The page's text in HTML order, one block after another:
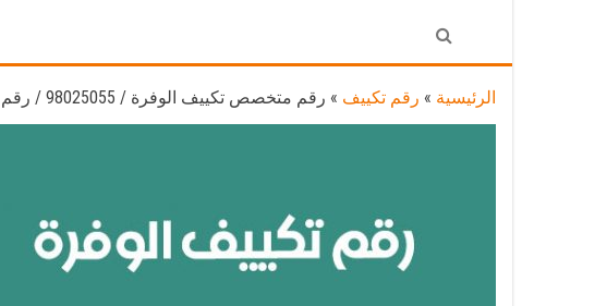
الرئيسية » رقم تكييف » رقم متخصص تكييف الوفرة / 98025055 / رقم هاتف فني تكييف مركزي